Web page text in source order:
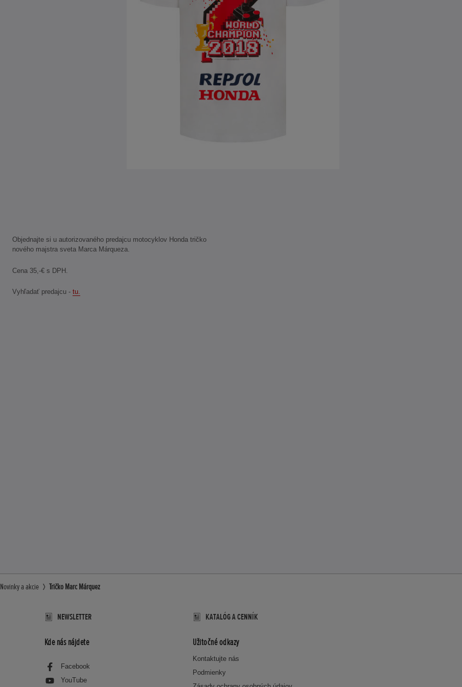
Objednajte si u autorizovaného predajcu motocyklov Honda tričko
nového majstra sveta Marca Márqueza.
Cena 35,-€ s DPH.
Vyhľadať predajcu - tu.
Novinky a akcie Tričko Marc Márquez
NEWSLETTER KATALÓG A CENNÍK
Kde nás nájdete
Facebook
YouTube
Užitočné odkazy
Kontaktujte nás
Podmienky